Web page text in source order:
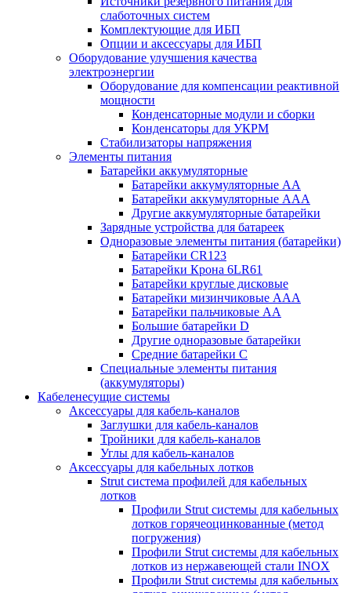
слаботочных систем
Комплектующие для ИБП
Опции и аксессуары для ИБП
Оборудование улучшения качества
электроэнергии
Оборудование для компенсации реактивной
мощности
Конденсаторные модули и сборки
Конденсаторы для УКРМ
Стабилизаторы напряжения
Элементы питания
Батарейки аккумуляторные
Батарейки аккумуляторные АА
Батарейки аккумуляторные ААА
Другие аккумуляторные батарейки
Зарядные устройства для батареек
Одноразовые элементы питания (батарейки)
Батарейки CR123
Батарейки Крона 6LR61
Батарейки круглые дисковые
Батарейки мизинчиковые ААА
Батарейки пальчиковые АА
Большие батарейки D
Другие одноразовые батарейки
Средние батарейки C
Специальные элементы питания
(аккумуляторы)
Кабеленесущие системы
Аксессуары для кабель-каналов
Заглушки для кабель-каналов
Тройники для кабель-каналов
Углы для кабель-каналов
Аксессуары для кабельных лотков
Strut система профилей для кабельных
лотков
Профили Strut системы для кабельных
лотков горячеоцинкованные (метод
погружения)
Профили Strut системы для кабельных
лотков из нержавеющей стали INOX
Профили Strut системы для кабельных